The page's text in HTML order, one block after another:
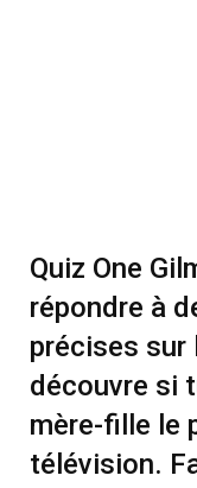
Quiz One
répondre à
précises sur
découvre si
mère-fille le
télévision.